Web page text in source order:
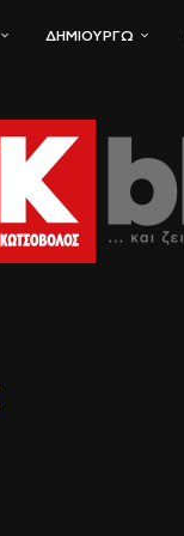
ΔΗΜΙΟΥΡΓΏ